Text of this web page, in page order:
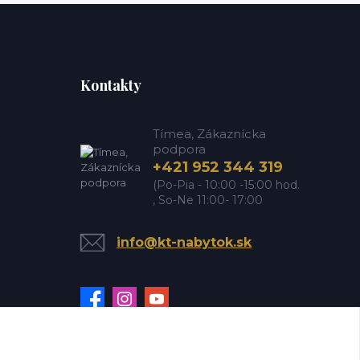
Kontakty
Tímea, Zákaznícka
podpora
+421 952 344 319
(Po-Pia - 10:00 -15:00 hod.
, So-Ne 11:00- 17:00
info@kt-nabytok.sk